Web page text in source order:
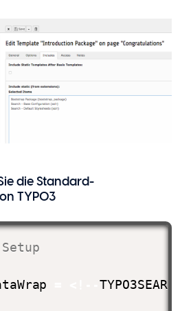
die Standard-
TYPO3
--